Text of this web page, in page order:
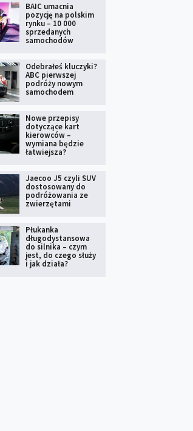
BAIC umacnia
pozycję na polskim
rynku – 10 000
sprzedanych
samochodów
Odebrałeś kluczyki?
ABC pierwszej
podróży nowym
samochodem
Nowe przepisy
dotyczące kart
kierowców –
wymiana będzie
łatwiejsza?
Jaecoo J5 czyli SUV
dostosowany do
podróżowania ze
zwierzętami
Płukanka
długodystansowa
do silnika – czym
jest, do czego służy
i jak działa?